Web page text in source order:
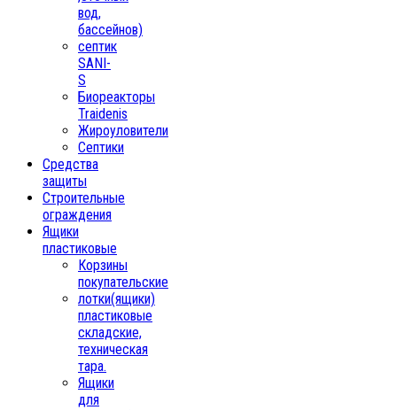
вод,
бассейнов)
септик
SANI-
S
Биореакторы
Traidenis
Жироуловители
Септики
Средства
защиты
Строительные
ограждения
Ящики
пластиковые
Корзины
покупательские
лотки(ящики)
пластиковые
складские,
техническая
тара.
Ящики
для